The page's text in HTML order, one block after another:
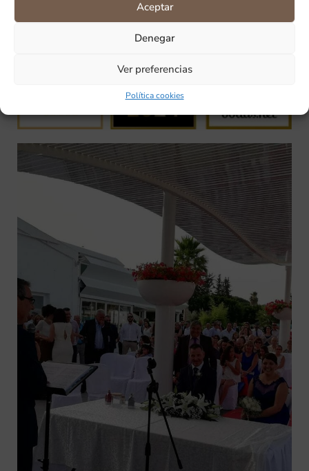
Aceptar
Denegar
Ver preferencias
Política cookies
memorable como el amor que celebras.